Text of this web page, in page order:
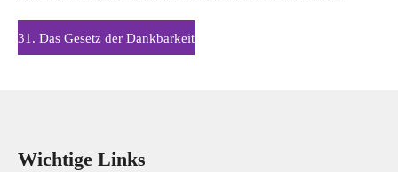
31. Das Gesetz der Dankbarkeit
Wichtige Links